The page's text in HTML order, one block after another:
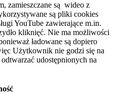
zamieszczane są wideo z
są pliki cookies
YouTube zawierające m.in.
kliknięć. Nie ma możliwości
ładowane są dopiero
Użytkownik nie godzi się na
udostępnionych na